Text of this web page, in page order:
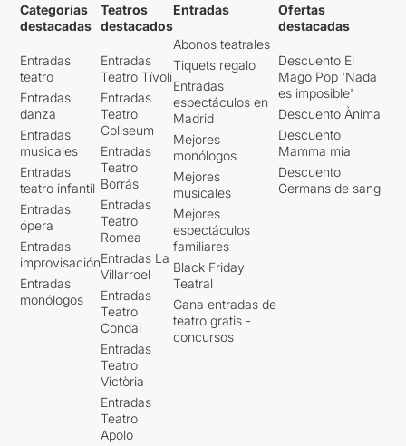
Categorías
destacadas
Entradas
teatro
Entradas
danza
Entradas
musicales
Entradas
teatro infantil
Entradas
ópera
Entradas
improvisación
Entradas
monólogos
Teatros
destacados
Entradas
Teatro Tívoli
Entradas
Teatro
Coliseum
Entradas
Teatro
Borrás
Entradas
Teatro
Romea
Entradas La
Villarroel
Entradas
Teatro
Condal
Entradas
Teatro
Victòria
Entradas
Teatro
Apolo
Entradas
Abonos teatrales
Tiquets regalo
Entradas
espectáculos en
Madrid
Mejores
monólogos
Mejores
musicales
Mejores
espectáculos
familiares
Black Friday
Teatral
Gana entradas de
teatro gratis -
concursos
Ofertas
destacadas
Descuento El
Mago Pop 'Nada
es imposible'
Descuento Ànima
Descuento
Mamma mia
Descuento
Germans de sang